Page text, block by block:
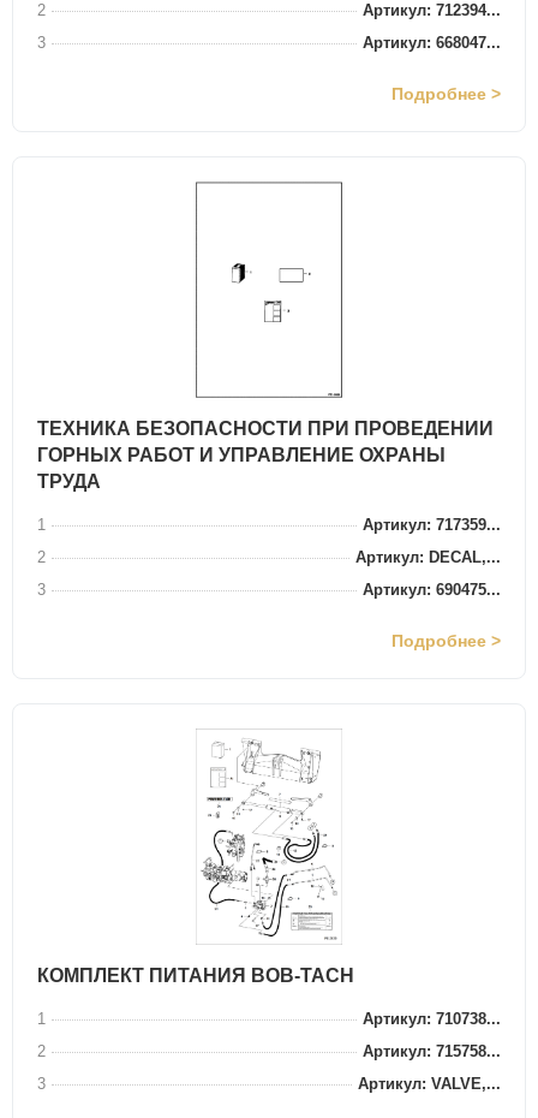
2
Артикул: 712394...
3
Артикул: 668047...
Подробнее >
ТЕХНИКА БЕЗОПАСНОСТИ ПРИ ПРОВЕДЕНИИ
ГОРНЫХ РАБОТ И УПРАВЛЕНИЕ ОХРАНЫ
ТРУДА
1
Артикул: 717359...
2
Артикул: DECAL,...
3
Артикул: 690475...
Подробнее >
КОМПЛЕКТ ПИТАНИЯ BOB-TACH
1
Артикул: 710738...
2
Артикул: 715758...
3
Артикул: VALVE,...